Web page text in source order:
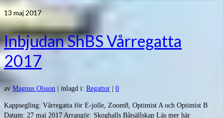
13 maj 2017
Inbjudan ShBS Vårregatta
2017
av Magnus Olsson inlagd i: Regattor 0
Kappsegling: Vårregatta för E-jolle, Zoom8, Optimist A och Optimist B
Datum: 27 maj 2017 Arrangör: Skoghalls Båtsällskap Läs mer här